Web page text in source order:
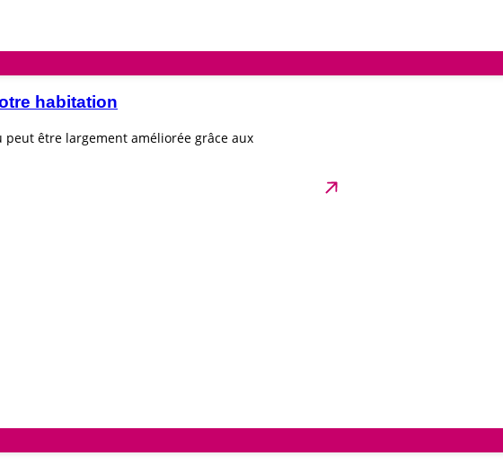
habitation
être largement améliorée grâce aux